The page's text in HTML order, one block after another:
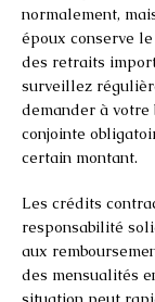
normalement,
époux conserve
des retraits
surveillez
demander à votre
conjointe
certain montant.
Les crédits
responsabilité
aux
des mensualités